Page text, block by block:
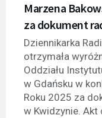
Marzena
za dokument
Dziennikarka
otrzymała
Oddziału
w Gdańsku w
Roku 2025 za
w Kwidzynie. Akt